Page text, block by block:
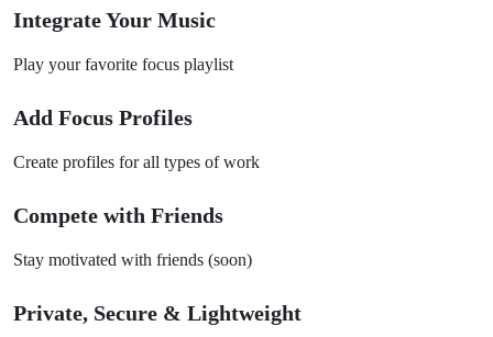
Integrate Your Music
Play your favorite focus playlist
Add Focus Profiles
Create profiles for all types of work
Compete with Friends
Stay motivated with friends (soon)
Private, Secure & Lightweight